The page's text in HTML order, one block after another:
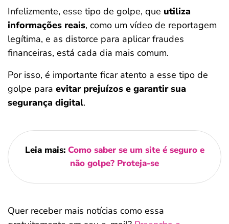
Infelizmente, esse tipo de golpe, que utiliza
informações reais, como um vídeo de reportagem
legítima, e as distorce para aplicar fraudes
financeiras, está cada dia mais comum.
Por isso, é importante ficar atento a esse tipo de
golpe para evitar prejuízos e garantir sua
segurança digital.
Leia mais: Como saber se um site é seguro e
não golpe? Proteja-se
Quer receber mais notícias como essa